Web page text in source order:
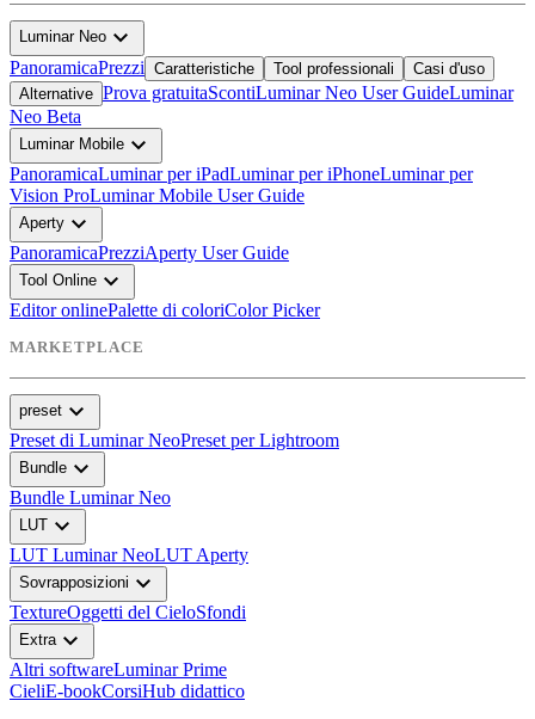
Luminar Neo expand_more
PanoramicaPrezzi Caratteristiche Tool professionali
Casi d'uso
Alternative Prova gratuitaScontiLuminar Neo User GuideLuminar
Neo Beta
Luminar Mobile expand_more
PanoramicaLuminar per iPadLuminar per iPhoneLuminar per
Vision ProLuminar Mobile User Guide
Aperty expand_more
PanoramicaPrezziAperty User Guide
Tool Online expand_more
Editor onlinePalette di coloriColor Picker
MARKETPLACE
preset expand_more
Preset di Luminar NeoPreset per Lightroom
Bundle expand_more
Bundle Luminar Neo
LUT expand_more
LUT Luminar NeoLUT Aperty
Sovrapposizioni expand_more
TextureOggetti del CieloSfondi
Extraexpand_more
Altri softwareLuminar Prime
CieliE-bookCorsiHub didattico